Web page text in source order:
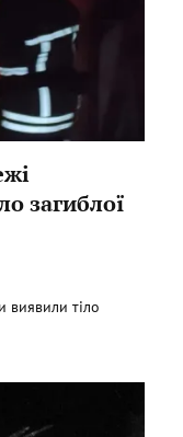
загиблої
виявили тіло